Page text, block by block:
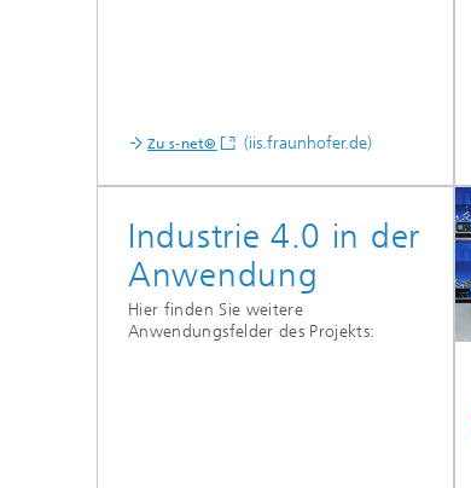
Zu s-net® (iis.fraunhofer.de)
Industrie 4.0 in der
Anwendung
Hier finden Sie weitere
Anwendungsfelder des Projekts: